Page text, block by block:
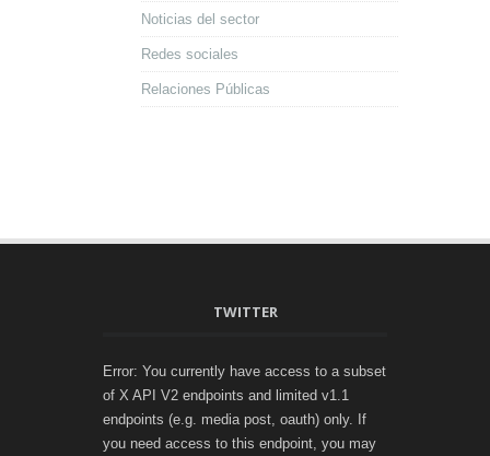
Noticias del sector
Redes sociales
Relaciones Públicas
TWITTER
Error: You currently have access to a subset
of X API V2 endpoints and limited v1.1
endpoints (e.g. media post, oauth) only. If
you need access to this endpoint, you may